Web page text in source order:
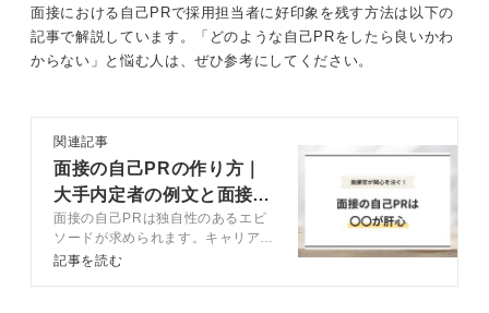
看護の経験やボランティア経験はなくても、今までのア
ルバイト経験や学校生活のなかで相手の立場に立ったコ
看護師として活かせる経験を積極的に伝えよう
これまでの経験のなかで、看護師として活かせそうな事
面接における自己PRで採用担当者に好印象を残す方法は以下の
記事で解説しています。「どのような自己PRをしたら良いかわ
からない」と悩む人は、ぜひ参考にしてください。
関連記事
面接の自己PRの作り方｜
大手内定者の例文と面接官
の評価基準も公開
面接の自己PRは独自性のあるエピ
ソードが求められます。キャリアコ
ンサルタントが自己PRで盛り込む
記事を読む